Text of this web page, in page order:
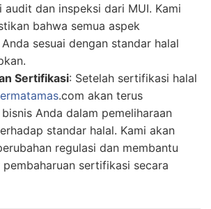
audit dan inspeksi dari MUI. Kami
bahwa semua aspek
sesuai dengan standar halal
Sertifikasi: Setelah sertifikasi halal
.com akan terus
Anda dalam pemeliharaan
standar halal. Kami akan
regulasi dan membantu
pembaharuan sertifikasi secara